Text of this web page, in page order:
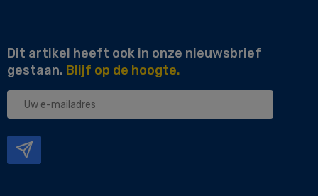
Dit artikel heeft ook in onze nieuwsbrief
gestaan. Blijf op de hoogte.
Uw